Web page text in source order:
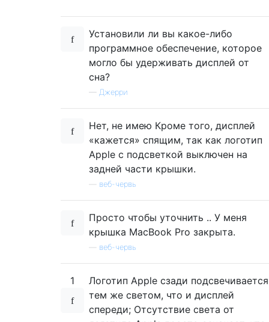
Установили ли вы какое-либо
программное обеспечение, которое
могло бы удерживать дисплей от
сна?
— Джерри
Нет, не имею Кроме того, дисплей
«кажется» спящим, так как логотип
Apple с подсветкой выключен на
задней части крышки.
веб-червь
Просто чтобы уточнить .. У меня
крышка MacBook Pro закрыта.
веб-червь
1
Логотип Apple сзади подсвечивается
тем же светом, что и дисплей
спереди; Отсутствие света от